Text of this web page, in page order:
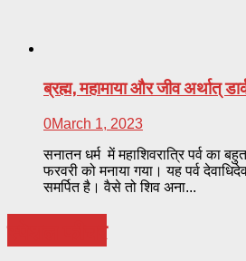
ब्रह्म, महामाया और जीव अर्थात्
0March 1, 2023
सनातन धर्म में महाशिवरात्रि पर्व का
फरवरी को मनाया गया। यह पर्व
समर्पित है। वैसे तो शिव अना...